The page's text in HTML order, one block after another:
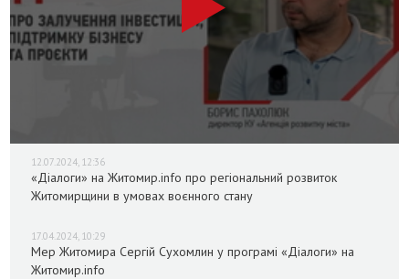
12.07.2024, 12:36
«Діалоги» на Житомир.info про регіональний розвиток
Житомирщини в умовах воєнного стану
17.04.2024, 10:29
Мер Житомира Сергій Сухомлин у програмі «Діалоги» на
Житомир.info